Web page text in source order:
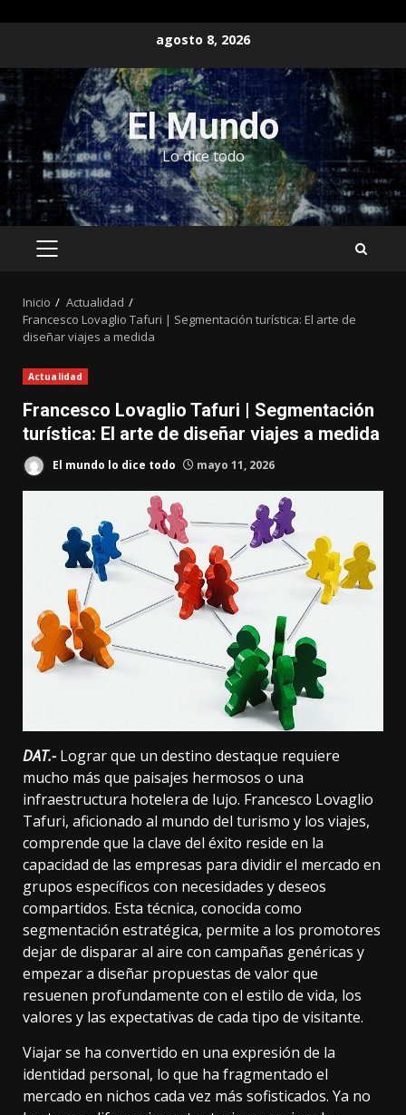
contenido
agosto 8, 2026
El Mundo
Lo dice todo
MENÚ
Inicio
Actualidad
Francesco Lovaglio Tafuri | Segmentación turística: El arte de
diseñar viajes a medida
Actualidad
Francesco Lovaglio Tafuri | Segmentación
turística: El arte de diseñar viajes a medida
El mundo lo dice todo mayo 11, 2026
DAT.- Lograr que un destino destaque requiere
mucho más que paisajes hermosos o una
infraestructura hotelera de lujo. Francesco Lovaglio
Tafuri, aficionado al mundo del turismo y los viajes,
comprende que la clave del éxito reside en la
capacidad de las empresas para dividir el mercado en
grupos específicos con necesidades y deseos
compartidos. Esta técnica, conocida como
segmentación estratégica, permite a los promotores
dejar de disparar al aire con campañas genéricas y
empezar a diseñar propuestas de valor que
resuenen profundamente con el estilo de vida, los
valores y las expectativas de cada tipo de visitante.
Viajar se ha convertido en una expresión de la
identidad personal, lo que ha fragmentado el
mercado en nichos cada vez más sofisticados. Ya no